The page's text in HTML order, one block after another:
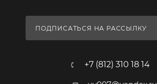
ПОДПИСАТЬСЯ НА РАССЫЛКУ
+7 (812) 310 18 14